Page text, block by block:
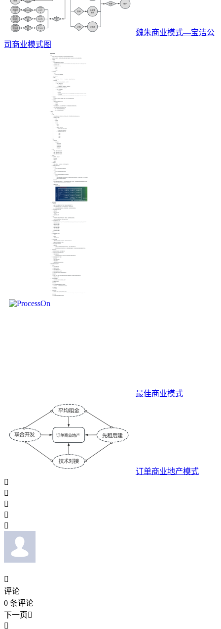
魏朱商业模式—宝洁公
司商业模式图
最佳商业模式
订单商业地产模式






评论
0 条评论
下一页
